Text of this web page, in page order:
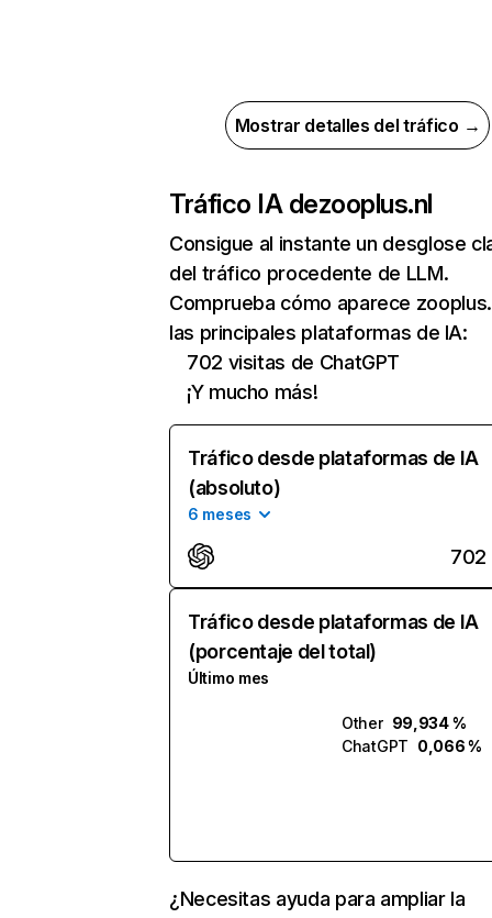
Mostrar detalles del tráfico →
Tráfico IA dezooplus.nl
Consigue al instante un desglose
del tráfico procedente de LLM.
Comprueba cómo aparece
las principales plataformas de IA:
702 visitas de ChatGPT
¡Y mucho más!
Tráfico desde plataformas de IA
(absoluto)
6 meses
702
Tráfico desde plataformas de IA
(porcentaje del total)
Último mes
Other 99,934 %
ChatGPT 0,066 %
¿Necesitas ayuda para ampliar la